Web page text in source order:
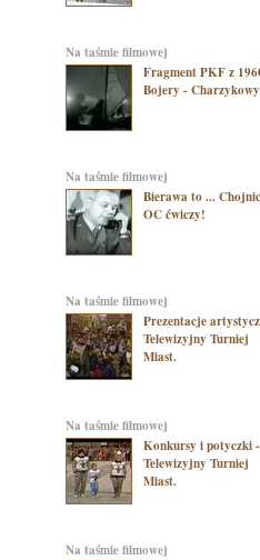
na taśmie filmowej
Fragment PKF z 1960 r.
Bojery - Charzykowy
na taśmie filmowej
Bierawa to ... Chojnice.
OC ćwiczy!
na taśmie filmowej
Prezentacje artystyczne.
Telewizyjny Turniej
Miast.
na taśmie filmowej
Konkursy i potyczki -
Telewizyjny Turniej
Miast.
na taśmie filmowej